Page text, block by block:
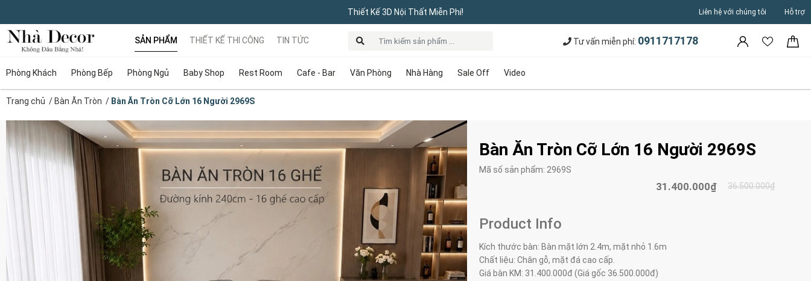
Thiết Kế 3D Nội Thất Miễn Phí! Liên hệ với chúng tôi Hỗ trợ
SẢN PHẨM
Phòng Khách Phòng Bếp Phòng Ngủ Baby Shop Rest Room Cafe - Bar Văn Phòng Nhà Hàng Sale Off Video
THIẾT KẾ THI CÔNG TIN TỨC Tư vấn miễn phí: 0911717178
Trang chủ / Bàn Ăn Tròn / Bàn Ăn Tròn Cỡ Lớn 16 Người 2969S
Bàn Ăn Tròn Cỡ Lớn 16 Người 2969S
Mã số sản phẩm: 2969S
31.400.000₫ 36.500.000₫
Product Info
Kích thước bàn: Bàn mặt lớn 2.4m, mặt nhỏ 1.6m
Chất liệu: Chân gỗ, mặt đá cao cấp.
Giá bàn KM: 31.400.000đ (Giá gốc 36.500.000đ)